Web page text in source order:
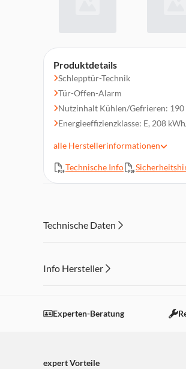
Produktdetails
Schlepptür-Technik
Tür-Offen-Alarm
Nutzinhalt Kühlen/Gefrieren: 190
Energieeffizienzklasse: E, 208
LED-Beleuchtung
Display, Elektronische Steuerung
alle Herstellerinformationen
Technische Info
Technische Daten
Info Hersteller
Einstellungen anpassen
Experten-Beratung
expert Vorteile